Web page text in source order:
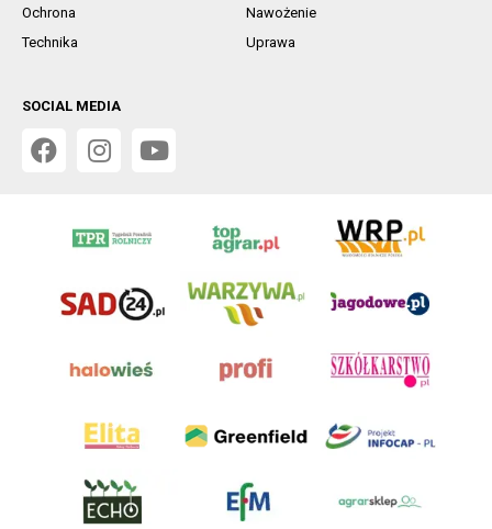
Ochrona
Nawożenie
Technika
Uprawa
SOCIAL MEDIA